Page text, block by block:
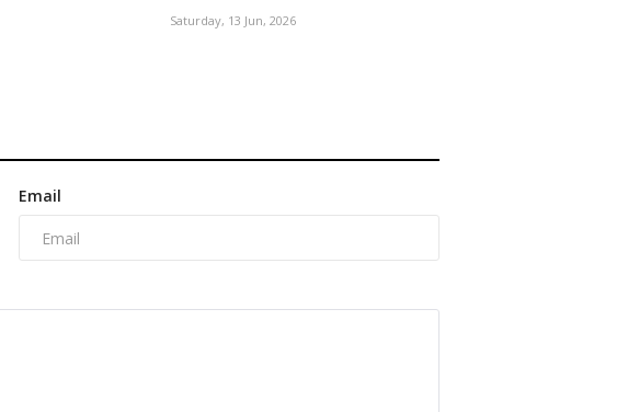
Saturday, 13 Jun, 2026
Email